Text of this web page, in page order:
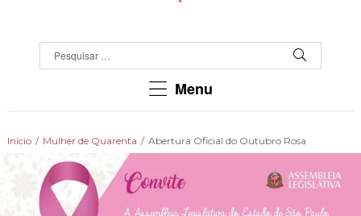
QUARENTA
chegaram
Menu
Início / Mulher de Quarenta / Abertura Oficial do Outubro Rosa